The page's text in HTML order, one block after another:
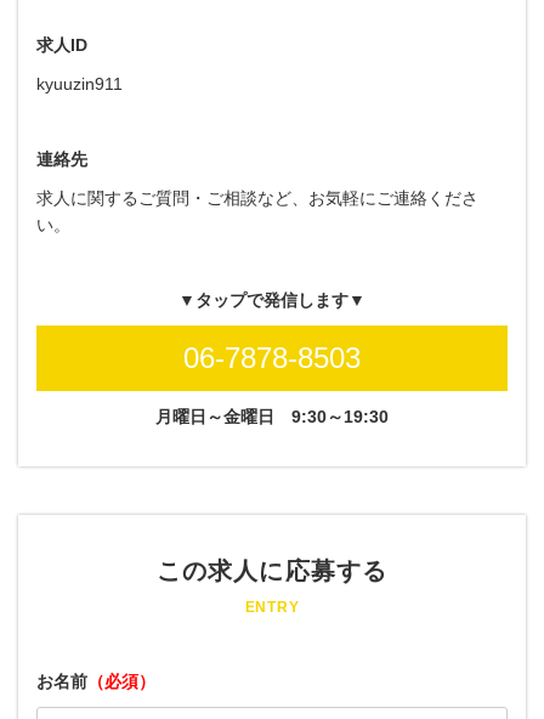
求人ID
kyuuzin911
連絡先
求人に関するご質問・ご相談など、お気軽にご連絡くださ
い。
▼タップで発信します▼
06-7878-8503
月曜日～金曜日 9:30～19:30
この求人に応募する
ENTRY
お名前 （必須）